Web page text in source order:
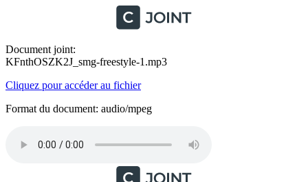
Document joint:
KFnthOSZK2J_smg-freestyle-1.mp3
Cliquez pour accéder au fichier
Format du document: audio/mpeg